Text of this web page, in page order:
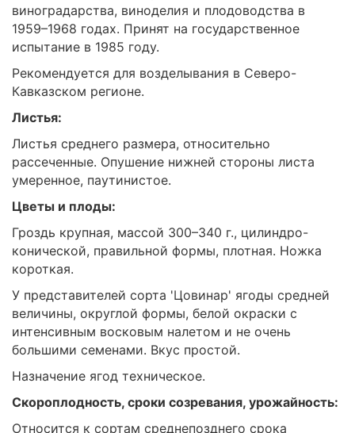
виноградарства, виноделия и плодоводства в
1959–1968 годах. Принят на государственное
испытание в 1985 году.
Рекомендуется для возделывания в Северо-
Кавказском регионе.
Листья:
Листья среднего размера, относительно
рассеченные. Опушение нижней стороны листа
умеренное, паутинистое.
Цветы и плоды:
Гроздь крупная, массой 300–340 г., цилиндро-
конической, правильной формы, плотная. Ножка
короткая.
У представителей сорта 'Цовинар' ягоды средней
величины, округлой формы, белой окраски с
интенсивным восковым налетом и не очень
большими семенами. Вкус простой.
Назначение ягод техническое.
Скороплодность, сроки созревания, урожайность:
Относится к сортам среднепозднего срока